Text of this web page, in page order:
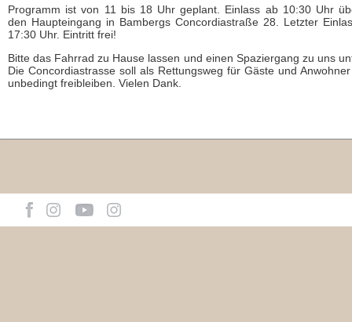
Programm ist von 11 bis 18 Uhr geplant. Einlass ab 10:30 Uhr
den Haupteingang in Bambergs Concordiastraße 28. Letzter
17:30 Uhr. Eintritt frei!
Bitte das Fahrrad zu Hause lassen und einen Spaziergang zu uns
Die Concordiastrasse soll als Rettungsweg für Gäste und
unbedingt freibleiben. Vielen Dank.